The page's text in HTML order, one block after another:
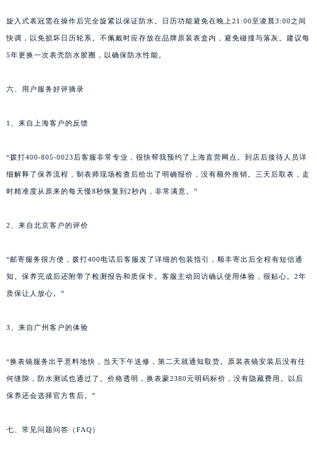
旋入式表冠需在操作后完全旋紧以保证防水。日历功能避免在晚上21:00至凌晨3:00之间
快调，以免损坏日历轮系。不佩戴时应存放在品牌原装表盒内，避免碰撞与落灰。建议每
5年更换一次表壳防水胶圈，以确保防水性能。
六、用户服务好评摘录
1、来自上海客户的反馈
“拨打400-805-0023后客服非常专业，很快帮我预约了上海直营网点。到店后接待人员详
细解释了保养流程，制表师现场检查后给出了明确报价，没有额外推销。三天后取表，走
时精准度从原来的每天慢8秒恢复到2秒内，非常满意。”
2、来自北京客户的评价
“邮寄服务很方便，拨打400电话后客服发了详细的包装指引，顺丰寄出后全程有短信通
知。保养完成后还附带了检测报告和质保卡。客服主动回访确认使用体验，很贴心。2年
质保让人放心。”
3、来自广州客户的体验
“换表镜服务出乎意料地快，当天下午送修，第二天就通知取货。原装表镜安装后没有任
何缝隙，防水测试也通过了。价格透明，换表蒙2380元明码标价，没有隐藏费用。以后
保养还会选择官方售后。”
七、常见问题问答（FAQ）